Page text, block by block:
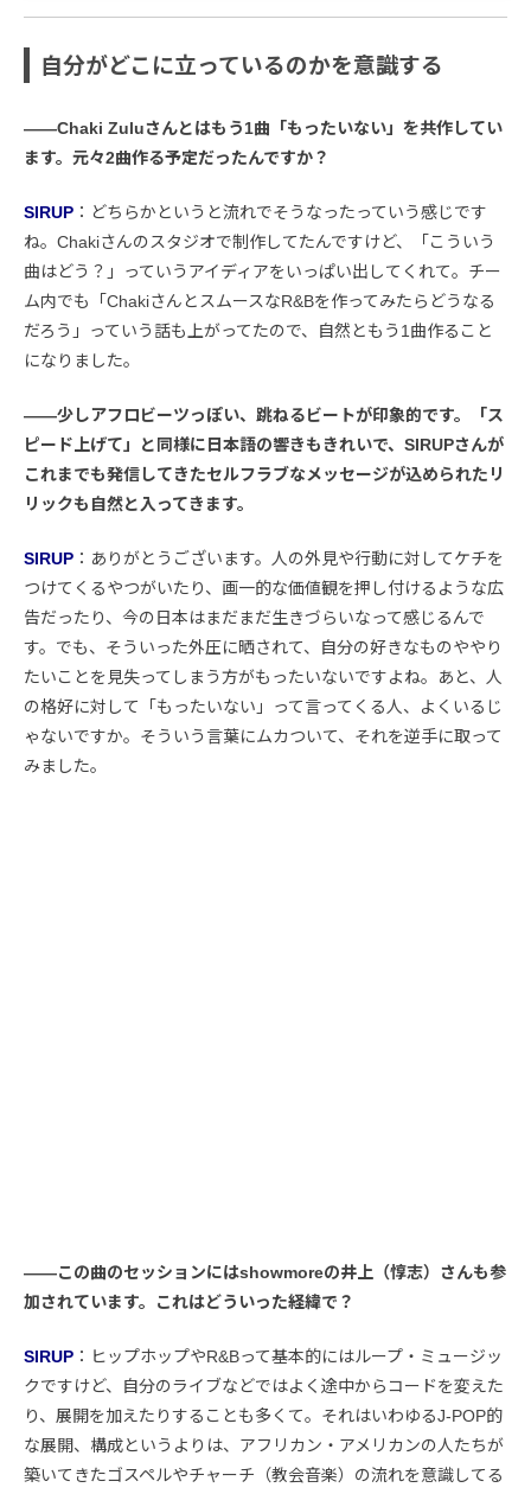
自分がどこに立っているのかを意識する
――Chaki Zuluさんとはもう1曲「もったいない」を共作してい
ます。元々2曲作る予定だったんですか？
SIRUP ：どちらかというと流れでそうなったっていう感じです
ね。Chakiさんのスタジオで制作してたんですけど、「こういう
曲はどう？」っていうアイディアをいっぱい出してくれて。チー
ム内でも「ChakiさんとスムースなR&Bを作ってみたらどうなる
だろう」っていう話も上がってたので、自然ともう1曲作ること
になりました。
――少しアフロビーツっぽい、跳ねるビートが印象的です。「ス
ピード上げて」と同様に日本語の響きもきれいで、SIRUPさんが
これまでも発信してきたセルフラブなメッセージが込められたリ
リックも自然と入ってきます。
SIRUP ：ありがとうございます。人の外見や行動に対してケチを
つけてくるやつがいたり、画一的な価値観を押し付けるような広
告だったり、今の日本はまだまだ生きづらいなって感じるんで
す。でも、そういった外圧に晒されて、自分の好きなものややり
たいことを見失ってしまう方がもったいないですよね。あと、人
の格好に対して「もったいない」って言ってくる人、よくいるじ
ゃないですか。そういう言葉にムカついて、それを逆手に取って
みました。
――この曲のセッションにはshowmoreの井上（惇志）さんも参
加されています。これはどういった経緯で？
SIRUP ：ヒップホップやR&Bって基本的にはループ・ミュージッ
クですけど、自分のライブなどではよく途中からコードを変えた
り、展開を加えたりすることも多くて。それはいわゆるJ-POP的
な展開、構成というよりは、アフリカン・アメリカンの人たちが
築いてきたゴスペルやチャーチ（教会音楽）の流れを意識してる